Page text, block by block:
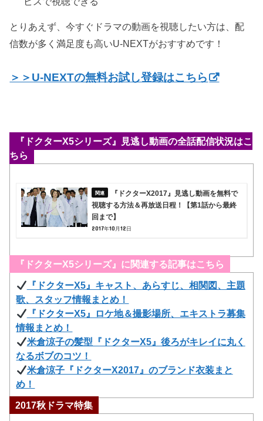
とりあえず、今すぐドラマの動画を視聴したい方は、配
信数が多く満足度も高いU-NEXTがおすすめです！
＞＞U-NEXTの無料お試し登録はこちら
『ドクターX5シリーズ』見逃し動画の全話配信状況はこ
ちら
『ドクターX2017』見逃し動画を無料で
視聴する方法＆再放送日程！【第1話から最終
回まで】
2017年10月12日
『ドクターX5シリーズ』に関連する記事はこちら
『ドクターX5』キャスト、あらすじ、相関図、主題
歌、スタッフ情報まとめ！
『ドクターX5』ロケ地＆撮影場所、エキストラ募集
情報まとめ！
米倉涼子の髪型『ドクターX5』後ろがキレイに丸く
なるボブのコツ！
米倉涼子『ドクターX2017』のブランド衣装まと
め！
2017秋ドラマ特集